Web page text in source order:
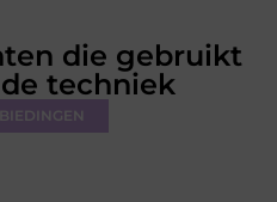
die gebruikt
techniek